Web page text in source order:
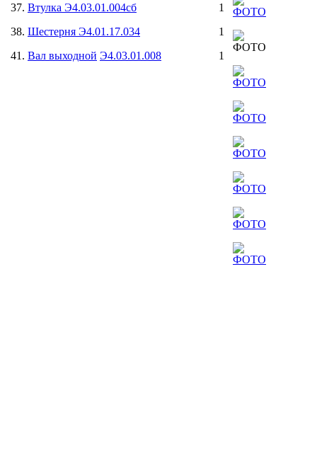
37. Втулка Э4.03.01.004сб
38. Шестерня Э4.01.17.034
41. Вал выходной Э4.03.01.008
1
1
1